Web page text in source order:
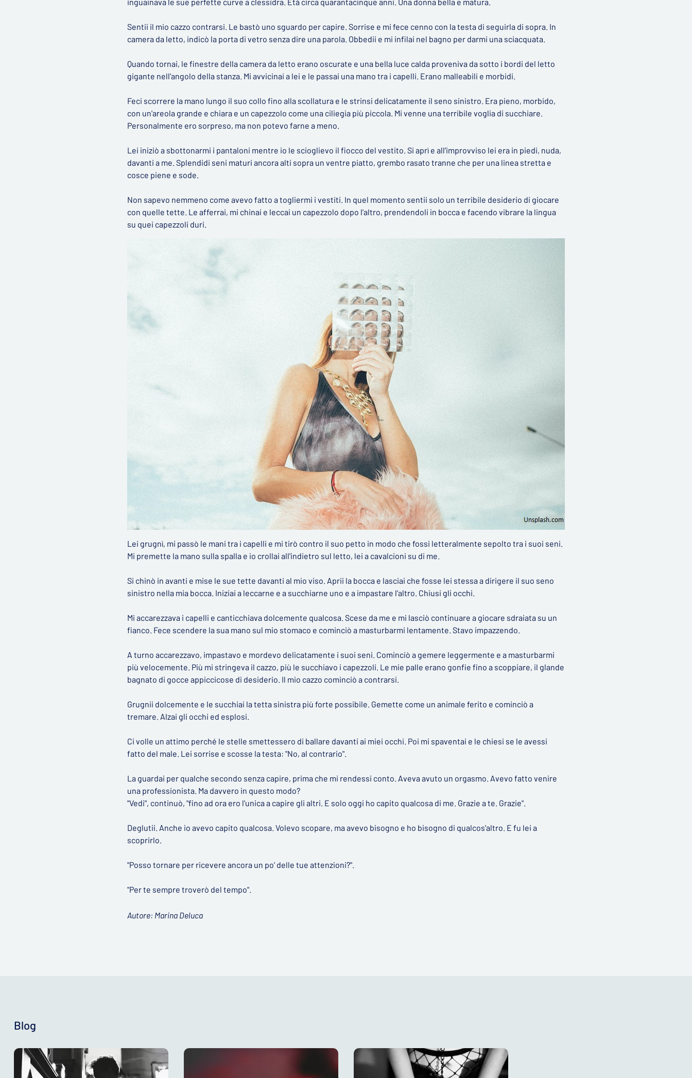
inguainava le sue perfette curve a clessidra. Età circa quarantacinque anni. Una donna bella e matura.
Sentii il mio cazzo contrarsi. Le bastò uno sguardo per capire. Sorrise e mi fece cenno con la testa di seguirla di sopra. In
camera da letto, indicò la porta di vetro senza dire una parola. Obbedii e mi infilai nel bagno per darmi una sciacquata.
Quando tornai, le finestre della camera da letto erano oscurate e una bella luce calda proveniva da sotto i bordi del letto
gigante nell'angolo della stanza. Mi avvicinai a lei e le passai una mano tra i capelli. Erano malleabili e morbidi.
Feci scorrere la mano lungo il suo collo fino alla scollatura e le strinsi delicatamente il seno sinistro. Era pieno, morbido,
con un'areola grande e chiara e un capezzolo come una ciliegia più piccola. Mi venne una terribile voglia di succhiare.
Personalmente ero sorpreso, ma non potevo farne a meno.
Lei iniziò a sbottonarmi i pantaloni mentre io le scioglievo il fiocco del vestito. Si aprì e all'improvviso lei era in piedi, nuda,
davanti a me. Splendidi seni maturi ancora alti sopra un ventre piatto, grembo rasato tranne che per una linea stretta e
cosce piene e sode.
Non sapevo nemmeno come avevo fatto a togliermi i vestiti. In quel momento sentii solo un terribile desiderio di giocare
con quelle tette. Le afferrai, mi chinai e leccai un capezzolo dopo l'altro, prendendoli in bocca e facendo vibrare la lingua
su quei capezzoli duri.
Lei grugnì, mi passò le mani tra i capelli e mi tirò contro il suo petto in modo che fossi letteralmente sepolto tra i suoi seni.
Mi premette la mano sulla spalla e io crollai all'indietro sul letto, lei a cavalcioni su di me.
Si chinò in avanti e mise le sue tette davanti al mio viso. Aprii la bocca e lasciai che fosse lei stessa a dirigere il suo seno
sinistro nella mia bocca. Iniziai a leccarne e a succhiarne uno e a impastare l'altro. Chiusi gli occhi.
Mi accarezzava i capelli e canticchiava dolcemente qualcosa. Scese da me e mi lasciò continuare a giocare sdraiata su un
fianco. Fece scendere la sua mano sul mio stomaco e cominciò a masturbarmi lentamente. Stavo impazzendo.
A turno accarezzavo, impastavo e mordevo delicatamente i suoi seni. Cominciò a gemere leggermente e a masturbarmi
più velocemente. Più mi stringeva il cazzo, più le succhiavo i capezzoli. Le mie palle erano gonfie fino a scoppiare, il glande
bagnato di gocce appiccicose di desiderio. Il mio cazzo cominciò a contrarsi.
Grugnii dolcemente e le succhiai la tetta sinistra più forte possibile. Gemette come un animale ferito e cominciò a
tremare. Alzai gli occhi ed esplosi.
Ci volle un attimo perché le stelle smettessero di ballare davanti ai miei occhi. Poi mi spaventai e le chiesi se le avessi
fatto del male. Lei sorrise e scosse la testa: "No, al contrario".
La guardai per qualche secondo senza capire, prima che mi rendessi conto. Aveva avuto un orgasmo. Avevo fatto venire
una professionista. Ma davvero in questo modo?
"Vedi", continuò, "fino ad ora ero l'unica a capire gli altri. E solo oggi ho capito qualcosa di me. Grazie a te. Grazie".
Deglutii. Anche io avevo capito qualcosa. Volevo scopare, ma avevo bisogno e ho bisogno di qualcos'altro. E fu lei a
scoprirlo.
"Posso tornare per ricevere ancora un po' delle tue attenzioni?".
"Per te sempre troverò del tempo".
Autore: Marina Deluca
Blog